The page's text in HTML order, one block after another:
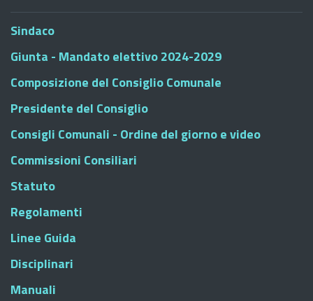
Sindaco
Giunta - Mandato elettivo 2024-2029
Composizione del Consiglio Comunale
Presidente del Consiglio
Consigli Comunali - Ordine del giorno e video
Commissioni Consiliari
Statuto
Regolamenti
Linee Guida
Disciplinari
Manuali